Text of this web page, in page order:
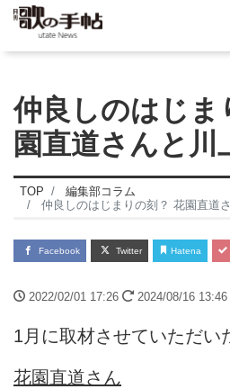
仲良しのはじま
園直道さんと川
TOP
編集部コラム
仲良しのはじまりの刻？ 花園直道
Facebook Twitter Hatena
2022/02/01 17:26 2024/08/16 13:46
1月に取材させていただい
花園直道さん